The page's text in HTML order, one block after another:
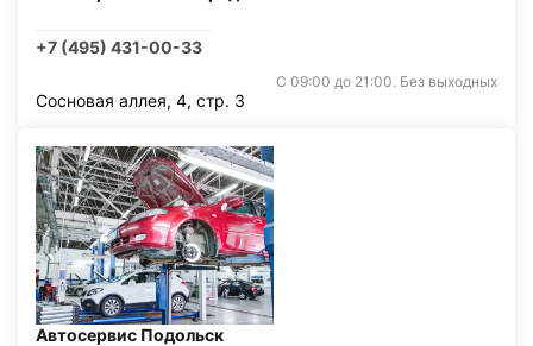
+7 (495) 431-00-33
С 09:00 до 21:00. Без выходных
Сосновая аллея, 4, стр. 3
Автосервис Подольск